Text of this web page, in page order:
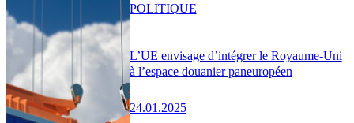
L’UE envisage d’intégrer le Royaume-Uni
à l’espace douanier paneuropéen
24.01.2025
POLITIQUE